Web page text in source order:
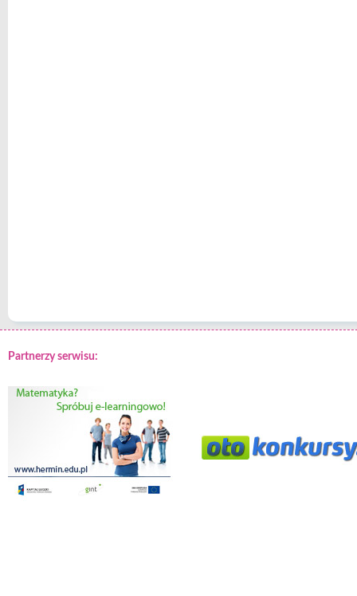
Partnerzy serwisu: